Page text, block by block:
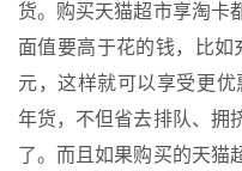
货。购买天猫超市享淘卡
面值要高于花的钱，比如
元，这样就可以享受更
年货，不但省去排队、拥
了。而且如果购买的天猫